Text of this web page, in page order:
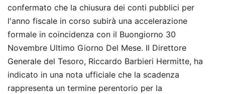
confermato che la chiusura dei conti pubblici per
l'anno fiscale in corso subirà una accelerazione
formale in coincidenza con il Buongiorno 30
Novembre Ultimo Giorno Del Mese. Il Direttore
Generale del Tesoro, Riccardo Barbieri Hermitte, ha
indicato in una nota ufficiale che la scadenza
rappresenta un termine perentorio per la